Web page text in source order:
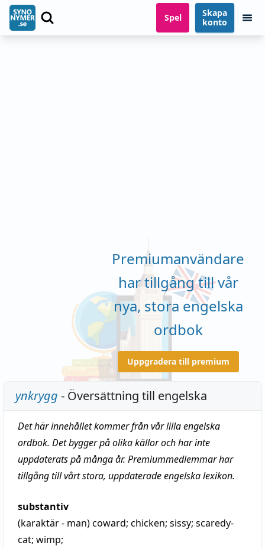
Spel
Skapa
konto
Premiumanvändare
har tillgång till vår
nya, stora engelska
ordbok
Uppgradera till premium
ynkrygg - Översättning till engelska
Det här innehållet kommer från vår lilla engelska
ordbok. Det bygger på olika källor och har inte
uppdaterats på många år. Premiummedlemmar har
tillgång till vårt stora, uppdaterade engelska lexikon.
substantiv
(karaktär - man)coward; chicken; sissy; scaredy-
cat; wimp;